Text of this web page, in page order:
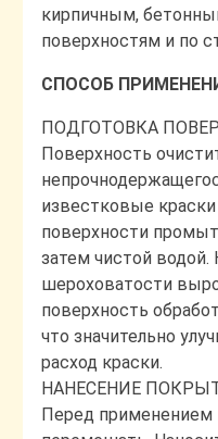
кирпичным,
поверхностям и по
СПОСОБ
ПОДГОТОВКА
Поверхность
известковые
поверхности
затем чистой водой.
шероховатости
поверхность
что значительно
расход краски.
НАНЕСЕНИЕ
Перед применением